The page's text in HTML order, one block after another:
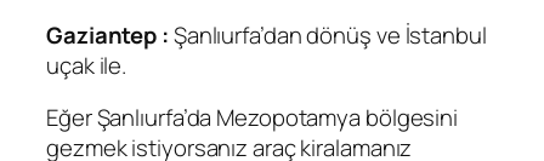
Gaziantep :Şanlıurfa’dan dönüş ve İstanbul
uçak ile.
Eğer Şanlıurfa’da Mezopotamya bölgesini
gezmek istiyorsanız araç kiralamanız